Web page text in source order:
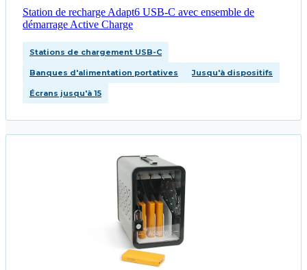
Station de recharge Adapt6 USB‑C avec ensemble de
démarrage Active Charge
Stations de chargement USB-C
Banques d'alimentation portatives Jusqu'à dispositifs
Écrans jusqu'à 15